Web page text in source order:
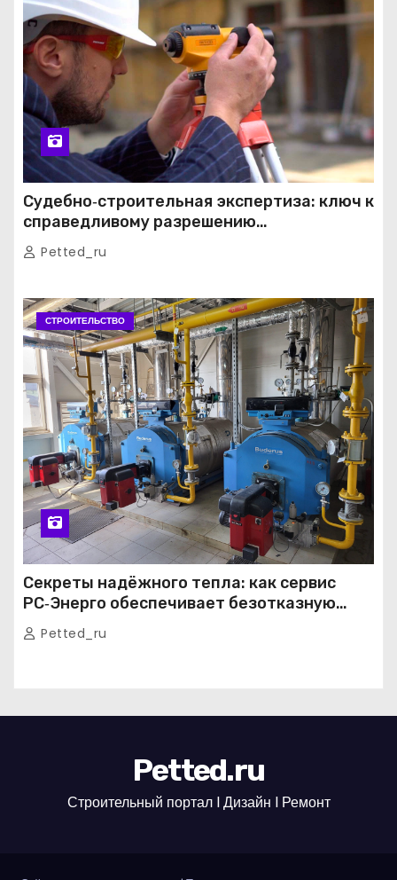
Судебно‑строительная экспертиза: ключ к
справедливому разрешению
строительных споров
Petted_ru
СТРОИТЕЛЬСТВО
Секреты надёжного тепла: как сервис
РС‑Энерго обеспечивает безотказную
работу котельных в Москве и Подмосковье
Petted_ru
Petted.ru
Строительный портал l Дизайн l Ремонт